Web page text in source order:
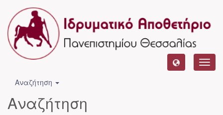
Αναζήτηση
Αναζήτηση